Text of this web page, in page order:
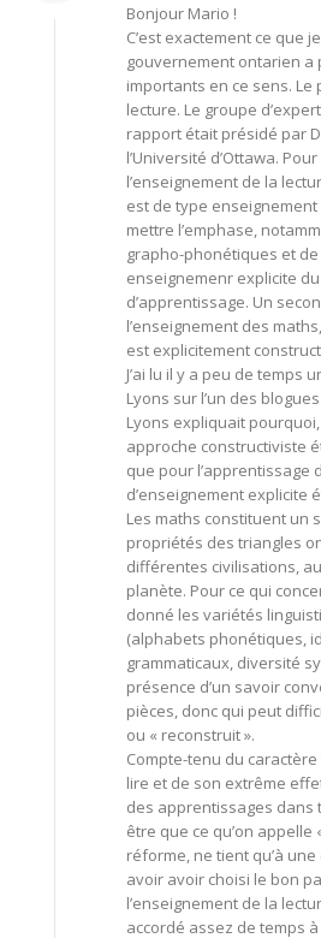
Bonjour Mario !
C’est exactement ce que
gouvernement ontarien
importants en ce sens.
lecture. Le groupe
rapport était présidé par
l’Université d’Ottawa.
l’enseignement de la
est de type
mettre l’emphase,
grapho-phonétiques et
enseignemenr explicite
d’apprentissage. Un
l’enseignement des
est explicitement
J’ai lu il y a peu de temps
Lyons sur l’un des
Lyons expliquait
approche constructiviste
que pour l’apprentissage
d’enseignement explicite
Les maths constituent un
propriétés des triangles
différentes civilisations,
planète. Pour ce qui
donné les variétés
(alphabets phonétiques,
grammaticaux, diversité
présence d’un savoir
pièces, donc qui peut
ou « reconstruit ».
Compte-tenu du
lire et de son extrême
des apprentissages dans
être que ce qu’on appelle
réforme, ne tient qu’à
avoir avoir choisi le bon
l’enseignement de la
accordé assez de temps